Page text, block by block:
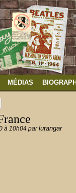
MÉDIAS
à 10h04 parlutangar